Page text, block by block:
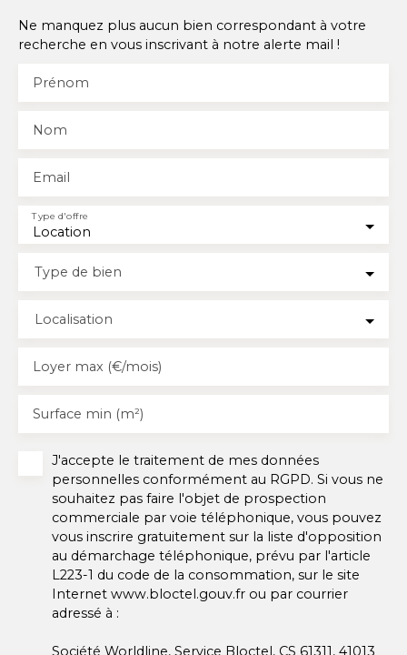
Ne manquez plus aucun bien correspondant à votre
recherche en vous inscrivant à notre alerte mail !
Prénom
Nom
Email
Location
Type d'offre
Type de bien
Localisation
Loyer max (€/mois)
Surface min (m²)
J'accepte le traitement de mes données
personnelles conformément au RGPD. Si vous ne
souhaitez pas faire l'objet de prospection
commerciale par voie téléphonique, vous pouvez
vous inscrire gratuitement sur la liste d'opposition
au démarchage téléphonique, prévu par l'article
L223-1 du code de la consommation, sur le site
Internet www.bloctel.gouv.fr ou par courrier
adressé à :
Société Worldline, Service Bloctel, CS 61311, 41013